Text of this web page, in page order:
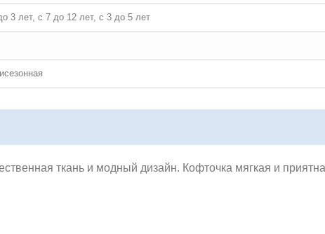
3 лет, с 7 до 12 лет, с 3 до 5 лет
ткань и модный дизайн. Кофточка мягкая и